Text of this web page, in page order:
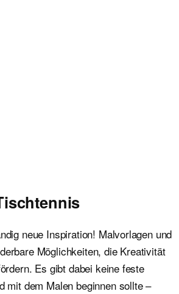
neue Inspiration! Malvorlagen und
Möglichkeiten, die Kreativität
Es gibt dabei keine feste
mit dem Malen beginnen sollte –